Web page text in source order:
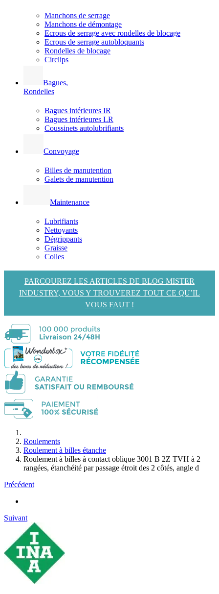
Manchons de serrage
Manchons de démontage
Ecrous de serrage avec rondelles de blocage
Ecrous de serrage autobloquants
Rondelles de blocage
Circlips
Bagues,
Rondelles
Bagues intérieures IR
Bagues intérieures LR
Coussinets autolubrifiants
Convoyage
Billes de manutention
Galets de manutention
Maintenance
Lubrifiants
Nettoyants
Dégrippants
Graisse
Colles
PARCOUREZ LES ARTICLES DE BLOG MISTER
INDUSTRY, VOUS Y TROUVEREZ TOUT CE QU’IL
VOUS FAUT !
Roulements
Roulement à billes étanche
Roulement à billes à contact oblique 3001 B 2Z TVH à 2
rangées, étanchéité par passage étroit des 2 côtés, angle d
Précédent
Suivant